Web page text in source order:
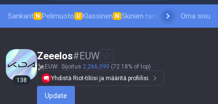
Sankarit N Pelimuoto U Klassinen N Skinien rankingTulostaulukot
Oma sivu
138
Zeeelos#EUW
EUW Sijoitus 2,266,090 (72.18% of top)
Yhdistä Riot-tiliisi ja määritä profiilisi.
Update